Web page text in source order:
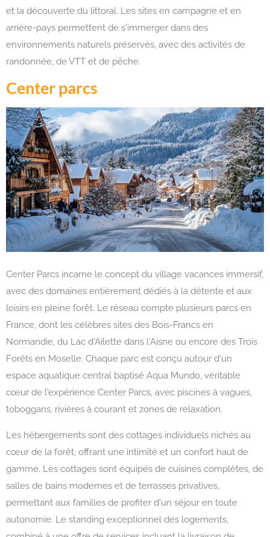
et la découverte du littoral. Les sites en campagne et en
arrière-pays permettent de s'immerger dans des
environnements naturels préservés, avec des activités de
randonnée, de VTT et de pêche.
Center parcs
Center Parcs incarne le concept du village vacances immersif,
avec des domaines entièrement dédiés à la détente et aux
loisirs en pleine forêt. Le réseau compte plusieurs parcs en
France, dont les célèbres sites des Bois-Francs en
Normandie, du Lac d'Ailette dans l'Aisne ou encore des Trois
Forêts en Moselle. Chaque parc est conçu autour d'un
espace aquatique central baptisé Aqua Mundo, véritable
cœur de l'expérience Center Parcs, avec piscines à vagues,
toboggans, rivières à courant et zones de relaxation.
Les hébergements sont des cottages individuels nichés au
cœur de la forêt, offrant une intimité et un confort haut de
gamme. Les cottages sont équipés de cuisines complètes, de
salles de bains modernes et de terrasses privatives,
permettant aux familles de profiter d'un séjour en toute
autonomie. Le standing exceptionnel des logements,